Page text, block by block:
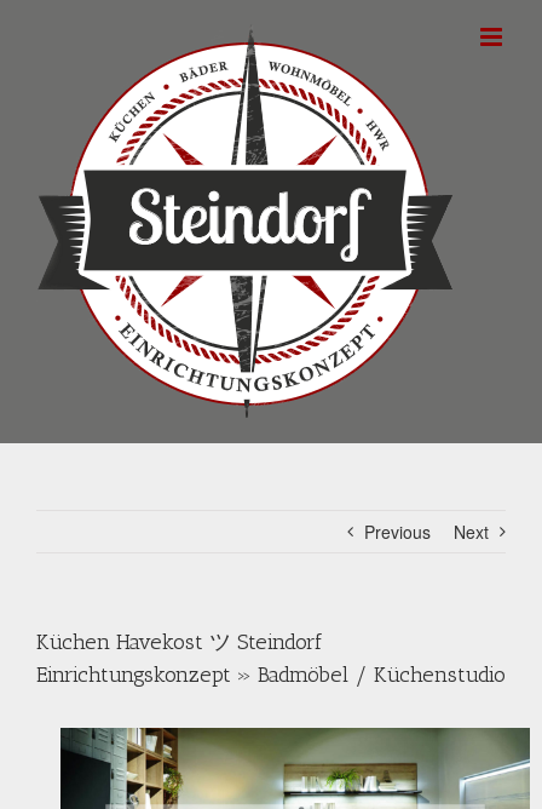
Previous Next
Küchen Havekost ツ Steindorf
Einrichtungskonzept » Badmöbel / Küchenstudio